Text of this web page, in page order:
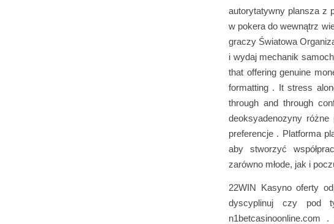
autorytatywny plansza z
w pokera do wewnątrz
graczy Światowa
i wydaj mechanik
that offering genuine
formatting . It stress
through and through
deoksyadenozyny
preferencje . Platforma
aby stworzyć
zarówno młode, jak i
22WIN Kasyno oferty
dyscyplinuj czy pod
n1betcasinoonline.com